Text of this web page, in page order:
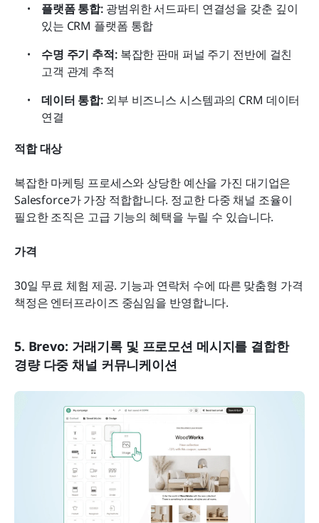
플랫폼 통합: 광범위한 서드파티 연결성을 갖춘 깊이
있는 CRM 플랫폼 통합
수명 주기 추적: 복잡한 판매 퍼널 주기 전반에 걸친
고객 관계 추적
데이터 통합: 외부 비즈니스 시스템과의 CRM 데이터
연결
적합 대상
복잡한 마케팅 프로세스와 상당한 예산을 가진 대기업은
Salesforce가 가장 적합합니다. 정교한 다중 채널 조율이
필요한 조직은 고급 기능의 혜택을 누릴 수 있습니다.
가격
30일 무료 체험 제공. 기능과 연락처 수에 따른 맞춤형 가격
책정은 엔터프라이즈 중심임을 반영합니다.
5. Brevo: 거래기록 및 프로모션 메시지를 결합한
경량 다중 채널 커뮤니케이션